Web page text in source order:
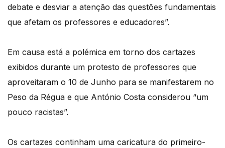
debate e desviar a atenção das questões fundamentais
que afetam os professores e educadores”.
Em causa está a polémica em torno dos cartazes
exibidos durante um protesto de professores que
aproveitaram o 10 de Junho para se manifestarem no
Peso da Régua e que António Costa considerou “um
pouco racistas”.
Os cartazes continham uma caricatura do primeiro-